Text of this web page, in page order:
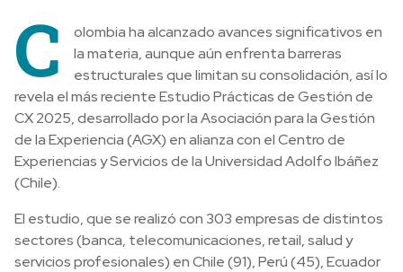
C
olombia ha alcanzado avances significativos en
la materia, aunque aún enfrenta barreras
estructurales que limitan su consolidación, así lo
revela el más reciente Estudio Prácticas de Gestión de
CX 2025, desarrollado por la Asociación para la Gestión
de la Experiencia (AGX) en alianza con el Centro de
Experiencias y Servicios de la Universidad Adolfo Ibáñez
(Chile).
El estudio, que se realizó con 303 empresas de distintos
sectores (banca, telecomunicaciones, retail, salud y
servicios profesionales) en Chile (91), Perú (45), Ecuador